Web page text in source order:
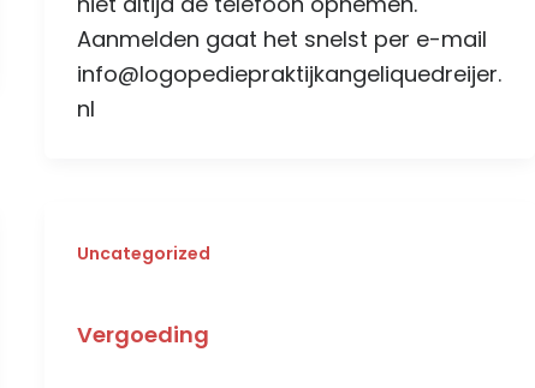
Aanmelden gaat het snelst per e-mail
info@logopediepraktijkangeliquedreijer.
nl
Uncategorized
Vergoeding